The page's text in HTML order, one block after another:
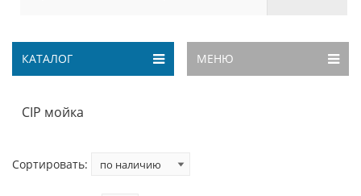
КАТАЛОГ МЕНЮ
CIP мойка
Сортировать: